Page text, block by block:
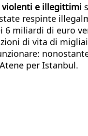
e illegittimi
respinte
miliardi di euro
di vita di
per Istanbul.